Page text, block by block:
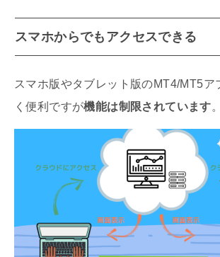
スマホからでもアクセスできる
スマホ版やタブレット版のMT4/MT5ア
く便利ですが機能は制限されています。